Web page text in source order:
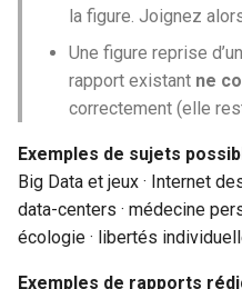
la figure. Joignez
Une figure reprise
rapport existant ne
correctement (elle
Exemples de sujets
Big Data et jeux · Internet
data-centers · médecine
écologie · libertés
Exemples de rapports